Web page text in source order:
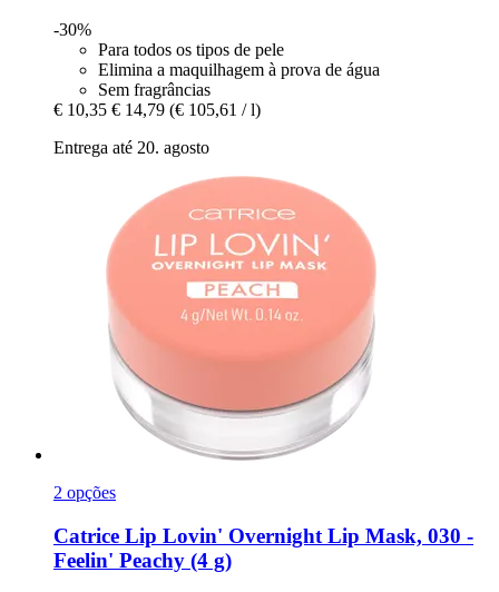
-30%
Para todos os tipos de pele
Elimina a maquilhagem à prova de água
Sem fragrâncias
€ 10,35 € 14,79 (€ 105,61 / l)
Entrega até 20. agosto
2 opções
Catrice Lip Lovin' Overnight Lip Mask, 030 -​
Feelin' Peachy (4 g)